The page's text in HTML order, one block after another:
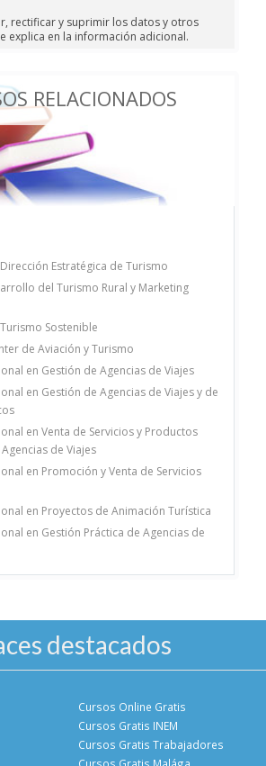
rectificar y suprimir los datos y otros
explica en la información adicional.
RELACIONADOS
Estratégica de Turismo
del Turismo Rural y Marketing
Sostenible
de Aviación y Turismo
en Gestión de Agencias de Viajes
en Gestión de Agencias de Viajes y de
en Venta de Servicios y Productos
de Viajes
en Promoción y Venta de Servicios
en Proyectos de Animación Turística
en Gestión Práctica de Agencias de
destacados
Cursos Online Gratis
Cursos Gratis INEM
Cursos Gratis Trabajadores
Cursos Gratis Malága